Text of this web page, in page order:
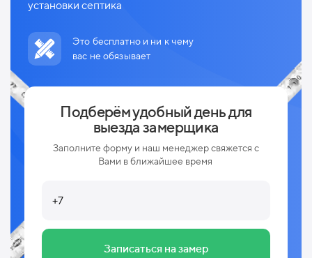
установки септика
Это бесплатно и ни к чему
вас не обязывает
Подберём удобный день для
выезда замерщика
Заполните форму и наш менеджер свяжется с
Вами в ближайшее время
Записаться на замер